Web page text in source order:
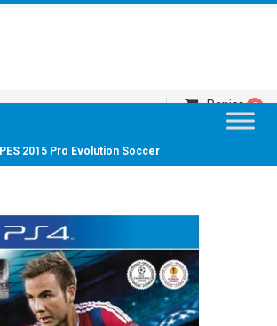
Panier 0
PES 2015 Pro Evolution Soccer